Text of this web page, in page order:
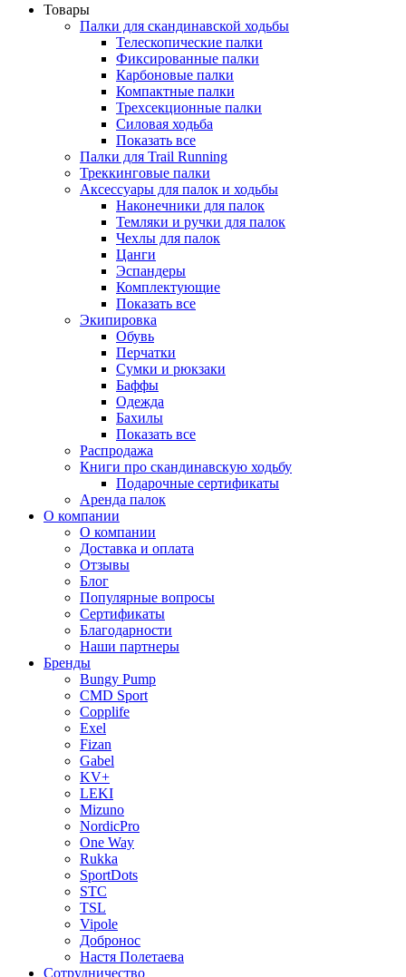
Товары
Палки для скандинавской ходьбы
Телескопические палки
Фиксированные палки
Карбоновые палки
Компактные палки
Трехсекционные палки
Силовая ходьба
Показать все
Палки для Trail Running
Треккинговые палки
Аксессуары для палок и ходьбы
Наконечники для палок
Темляки и ручки для палок
Чехлы для палок
Цанги
Эспандеры
Комплектующие
Показать все
Экипировка
Обувь
Перчатки
Сумки и рюкзаки
Баффы
Одежда
Бахилы
Показать все
Распродажа
Книги про скандинавскую ходьбу
Подарочные сертификаты
Аренда палок
О компании
О компании
Доставка и оплата
Отзывы
Блог
Популярные вопросы
Сертификаты
Благодарности
Наши партнеры
Бренды
Bungy Pump
CMD Sport
Copplife
Exel
Fizan
Gabel
KV+
LEKI
Mizuno
NordicPro
One Way
Rukka
SportDots
STC
TSL
Vipole
Добронос
Настя Полетаева
Сотрудничество